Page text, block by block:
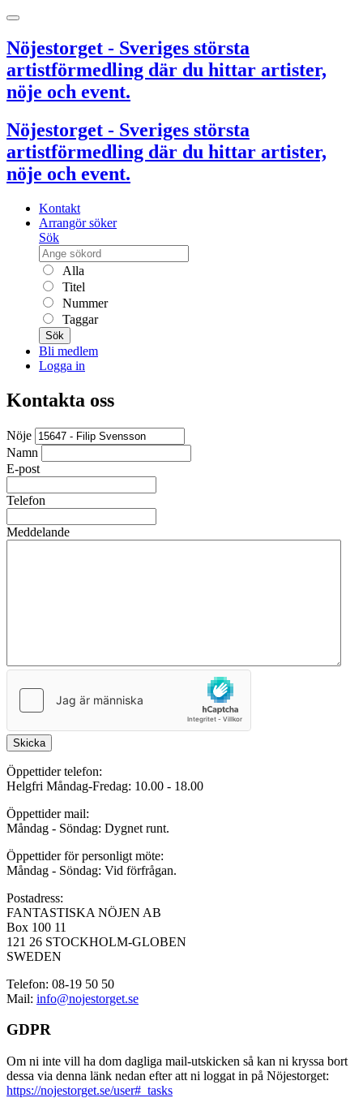
Nöjestorget - Sveriges största
artistförmedling där du hittar artister,
nöje och event.
Nöjestorget - Sveriges största
artistförmedling där du hittar artister,
nöje och event.
Kontakt
Arrangör söker
Sök
Alla
Titel
Nummer
Taggar
Sök
Bli medlem
Logga in
Kontakta oss
Nöje
Namn
E-post
Telefon
Meddelande
Skicka
Öppettider telefon:
Helgfri Måndag-Fredag: 10.00 - 18.00
Öppettider mail:
Måndag - Söndag: Dygnet runt.
Öppettider för personligt möte:
Måndag - Söndag: Vid förfrågan.
Postadress:
FANTASTISKA NÖJEN AB
Box 100 11
121 26 STOCKHOLM-GLOBEN
SWEDEN
Telefon: 08-19 50 50
Mail: info@nojestorget.se
GDPR
Om ni inte vill ha dom dagliga mail-utskicken så kan ni kryssa bort
dessa via denna länk nedan efter att ni loggat in på Nöjestorget:
https://nojestorget.se/user#_tasks